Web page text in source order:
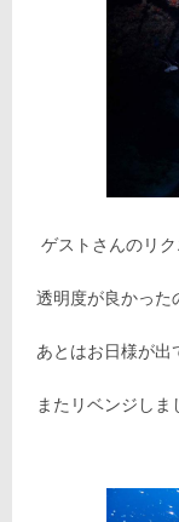
ゲストさんのリク
透明度が良かった
あとはお日様が出
またリベンジしま